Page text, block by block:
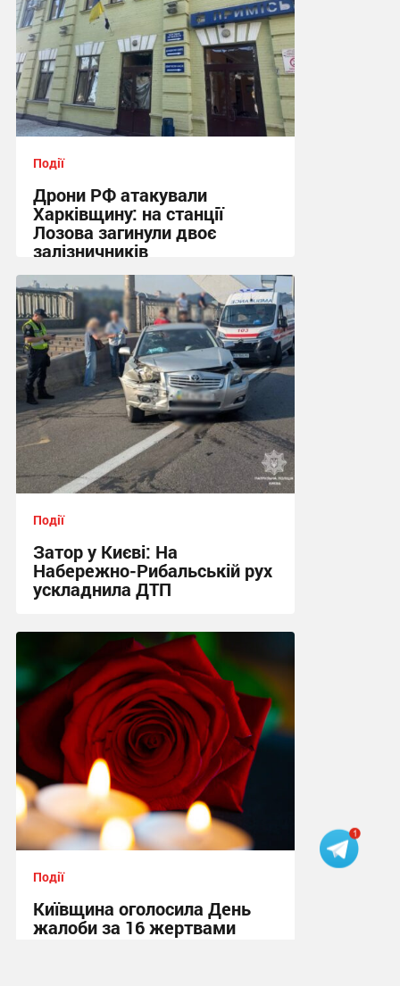
Події
Дрони РФ атакували
Харківщину: на станції
Лозова загинули двоє
залізничників
13:06 вчора
Події
Затор у Києві: На
Набережно-Рибальській рух
ускладнила ДТП
Події
Київщина оголосила День
жалоби за 16 жертвами
ракетної атаки РФ